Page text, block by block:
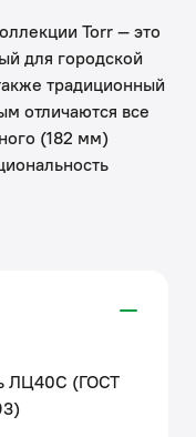
Torr — это
для городской
традиционный
отличаются все
(182 мм)
и
задумки. В
благодаря
ЛЦ40C (ГОСТ